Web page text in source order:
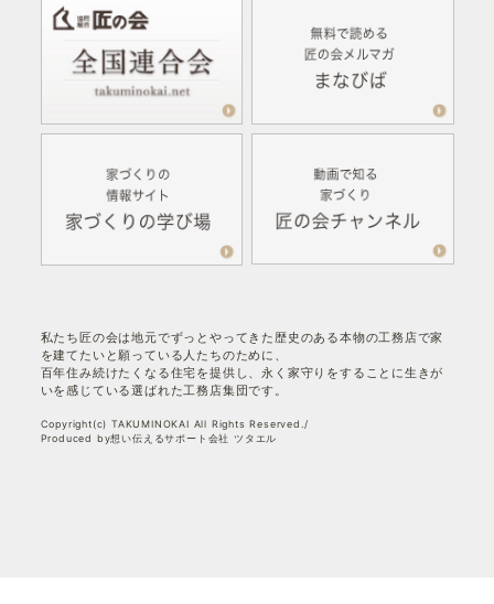
私たち匠の会は地元でずっとやってきた歴史のある本物の工務店で家
を建てたいと願っている人たちのために、
百年住み続けたくなる住宅を提供し、永く家守りをすることに生きが
いを感じている選ばれた工務店集団です。
Copyright(c) TAKUMINOKAI All Rights Reserved./
Produced by想い伝えるサポート会社 ツタエル